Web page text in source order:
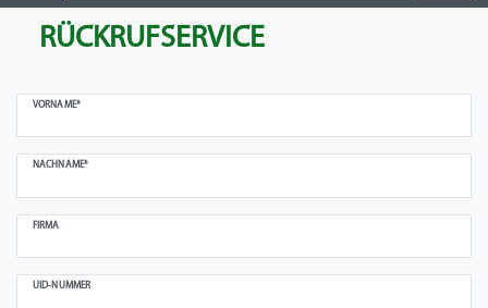
RÜCKRUFSERVICE
VORNAME*
NACHNAME*
FIRMA
UID-NUMMER